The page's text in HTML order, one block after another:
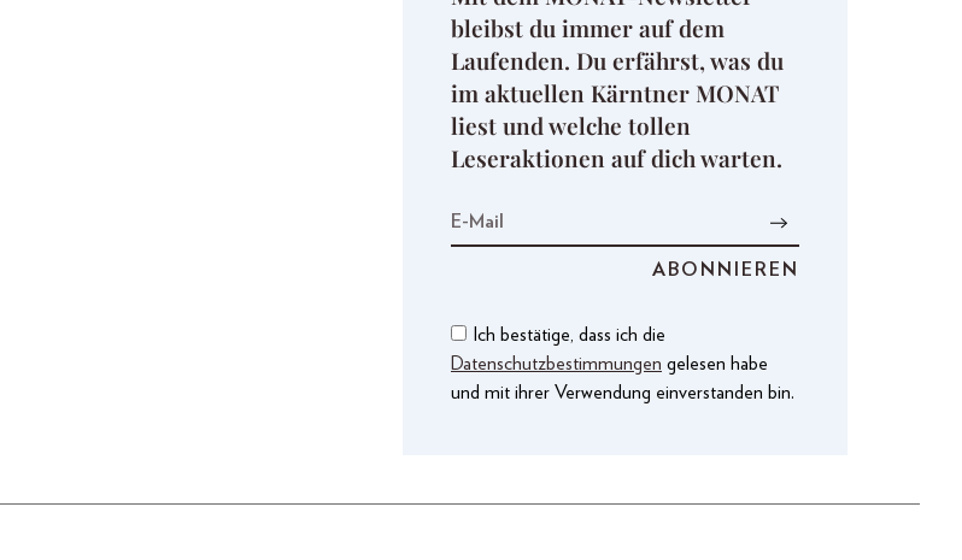
bleibst du immer auf dem
Laufenden. Du erfährst, was du
im aktuellen Kärntner MONAT
liest und welche tollen
Leseraktionen auf dich warten.
Ich bestätige, dass ich die
Datenschutzbestimmungen gelesen habe
und mit ihrer Verwendung einverstanden bin.